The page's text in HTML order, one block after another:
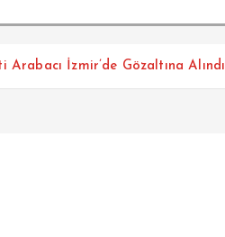
Arabacı İzmir’de Gözaltına Alındı